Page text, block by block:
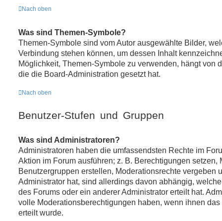
Nach oben
Was sind Themen-Symbole?
Themen-Symbole sind vom Autor ausgewählte Bilder,
Verbindung stehen können, um dessen Inhalt
Möglichkeit, Themen-Symbole zu verwenden, hängt von
die die Board-Administration gesetzt hat.
Nach oben
Benutzer-Stufen und Gruppen
Was sind Administratoren?
Administratoren haben die umfassendsten Rechte im
Aktion im Forum ausführen; z. B. Berechtigungen setzen,
Benutzergruppen erstellen, Moderationsrechte vergeben
Administrator hat, sind allerdings davon abhängig,
des Forums oder ein anderer Administrator erteilt hat.
volle Moderationsberechtigungen haben, wenn ihnen
erteilt wurde.